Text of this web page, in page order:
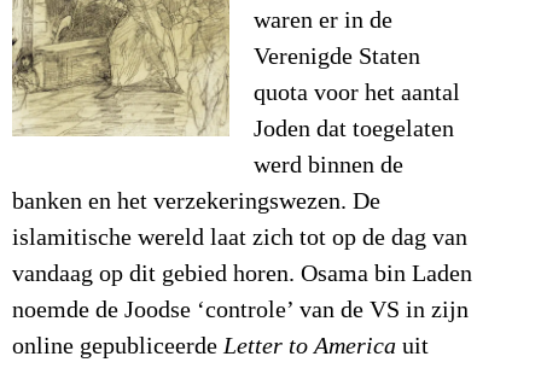
waren er in de
Verenigde Staten
quota voor het aantal
Joden dat toegelaten
werd binnen de
banken en het verzekeringswezen. De
islamitische wereld laat zich tot op de dag van
vandaag op dit gebied horen. Osama bin Laden
noemde de Joodse ‘controle’ van de VS in zijn
online gepubliceerdeLetter to America uit